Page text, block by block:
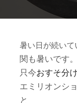
暑い日が続いて
関も暑いです。
只今おすそ分
エミリオンシ
と